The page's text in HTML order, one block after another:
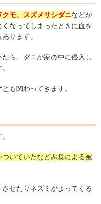
クモ、スズメサシダニなどが
なってしまったときに血を
ります。
ら、ダニが家の中に侵入し
も関わってきます。
いていたなど悪臭による被
せたりネズミがよってくる